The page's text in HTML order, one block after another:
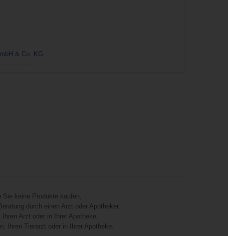
& Co. KG
Sie keine Produkte kaufen,
durch einen Arzt oder Apotheker.
Arzt oder in Ihrer Apotheke.
Ihren Tierarzt oder in Ihrer Apotheke.